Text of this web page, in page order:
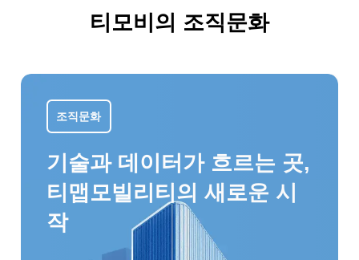
티모비의 조직문화
조직문화
기술과 데이터가 흐르는 곳,
티맵모빌리티의 새로운 시
작